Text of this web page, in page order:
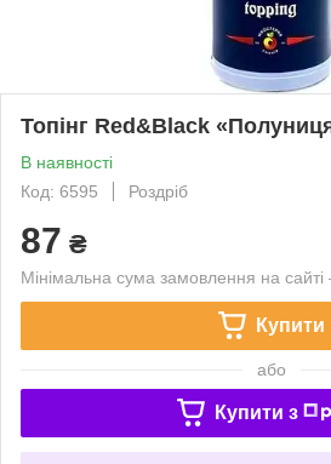
Топінг Red&Black
В наявності
Код: 6595
Роздріб
87 ₴
Мінімальна сума замовлення на
Купити
або
Купити з